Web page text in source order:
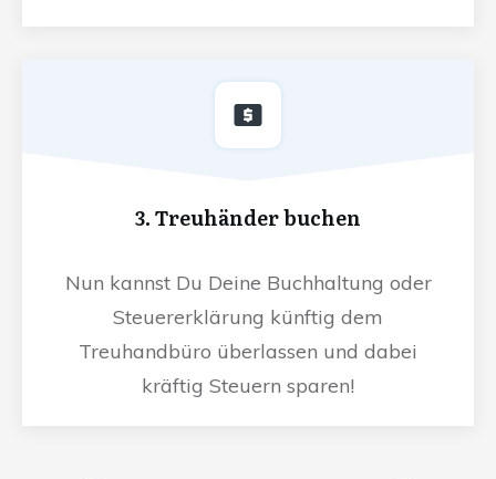
3. Treuhänder buchen
Nun kannst Du Deine Buchhaltung oder
Steuererklärung künftig dem
Treuhandbüro überlassen und dabei
kräftig Steuern sparen!